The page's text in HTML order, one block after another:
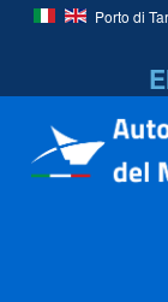
Porto di